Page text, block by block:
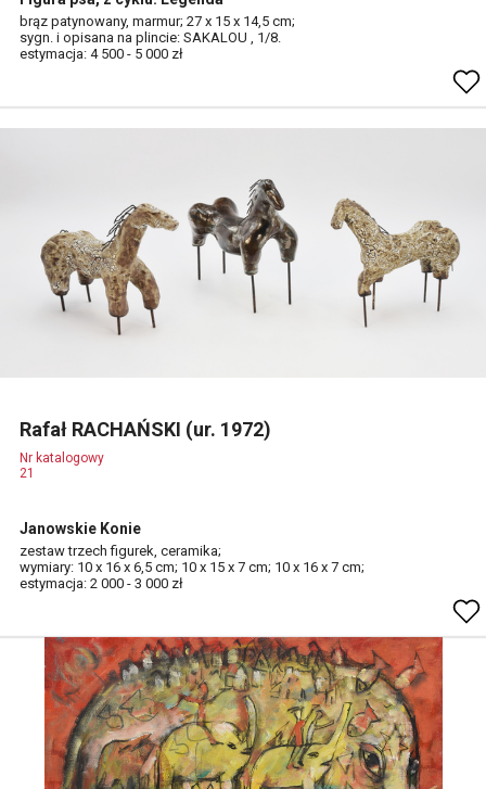
brąz patynowany, marmur; 27 x 15 x 14,5 cm;
sygn. i opisana na plincie: SAKALOU , 1/8.
estymacja: 4 500 - 5 000 zł
Rafał RACHAŃSKI (ur. 1972)
Nr katalogowy
21
Janowskie Konie
zestaw trzech figurek, ceramika;
wymiary: 10 x 16 x 6,5 cm; 10 x 15 x 7 cm; 10 x 16 x 7 cm;
estymacja: 2 000 - 3 000 zł